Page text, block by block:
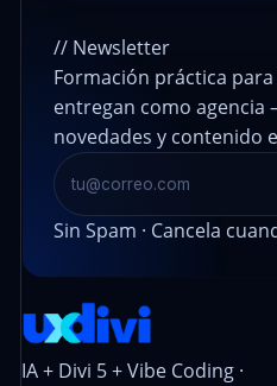
// Newsletter
Formación práctica
entregan como agencia
novedades y contenido
Sin Spam · Cancela
IA + Divi 5 + Vibe Coding ·